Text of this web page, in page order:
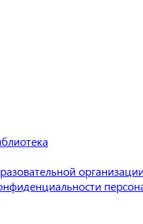
организации